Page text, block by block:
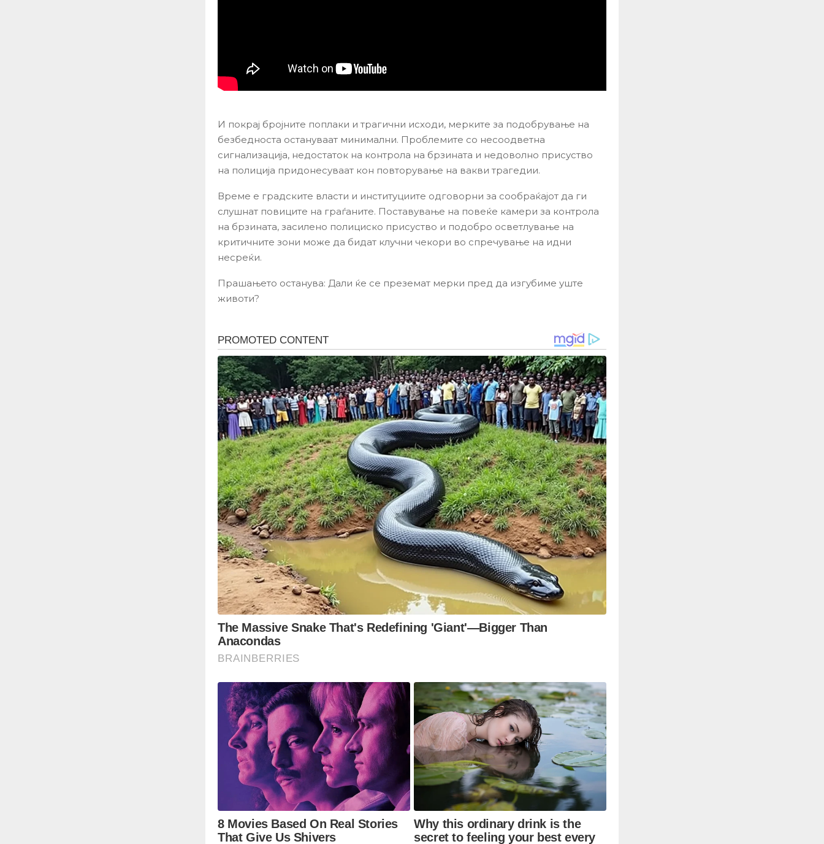
И покрај бројните поплаки и трагични исходи, мерките за подобрување на
безбедноста остануваат минимални. Проблемите со несоодветна
сигнализација, недостаток на контрола на брзината и недоволно присуство
на полиција придонесуваат кон повторување на вакви трагедии.
Време е градските власти и институциите одговорни за сообраќајот да ги
слушнат повиците на граѓаните. Поставување на повеќе камери за контрола
на брзината, засилено полициско присуство и подобро осветлување на
критичните зони може да бидат клучни чекори во спречување на идни
несреќи.
Прашањето останува: Дали ќе се преземат мерки пред да изгубиме уште
животи?